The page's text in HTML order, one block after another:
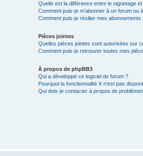
Quelle est la différence entre le signetage et
Comment puis-je m’abonner à un forum ou
Comment puis-je résilier mes abonnements
Pièces jointes
Quelles pièces jointes sont autorisées sur
Comment puis-je retrouver toutes mes
À propos de phpBB3
Qui a développé ce logiciel de forum ?
Pourquoi la fonctionnalité X n’est pas
Qui dois-je contacter à propos de